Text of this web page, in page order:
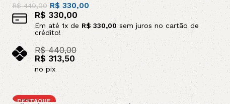
R$440,00 R$330,00
R$330,00
Em até1x deR$ 330,00sem juros no cartão de
crédito!
R$440,00
R$313,50
no pix
Adicionar ao carrinho
DESTAQUE